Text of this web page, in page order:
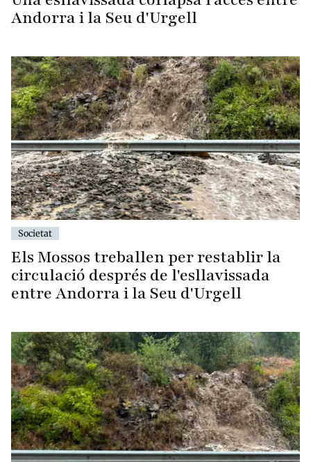
Andorra i la Seu d'Urgell
Societat
Els Mossos treballen per restablir la
circulació després de l'esllavissada
entre Andorra i la Seu d'Urgell